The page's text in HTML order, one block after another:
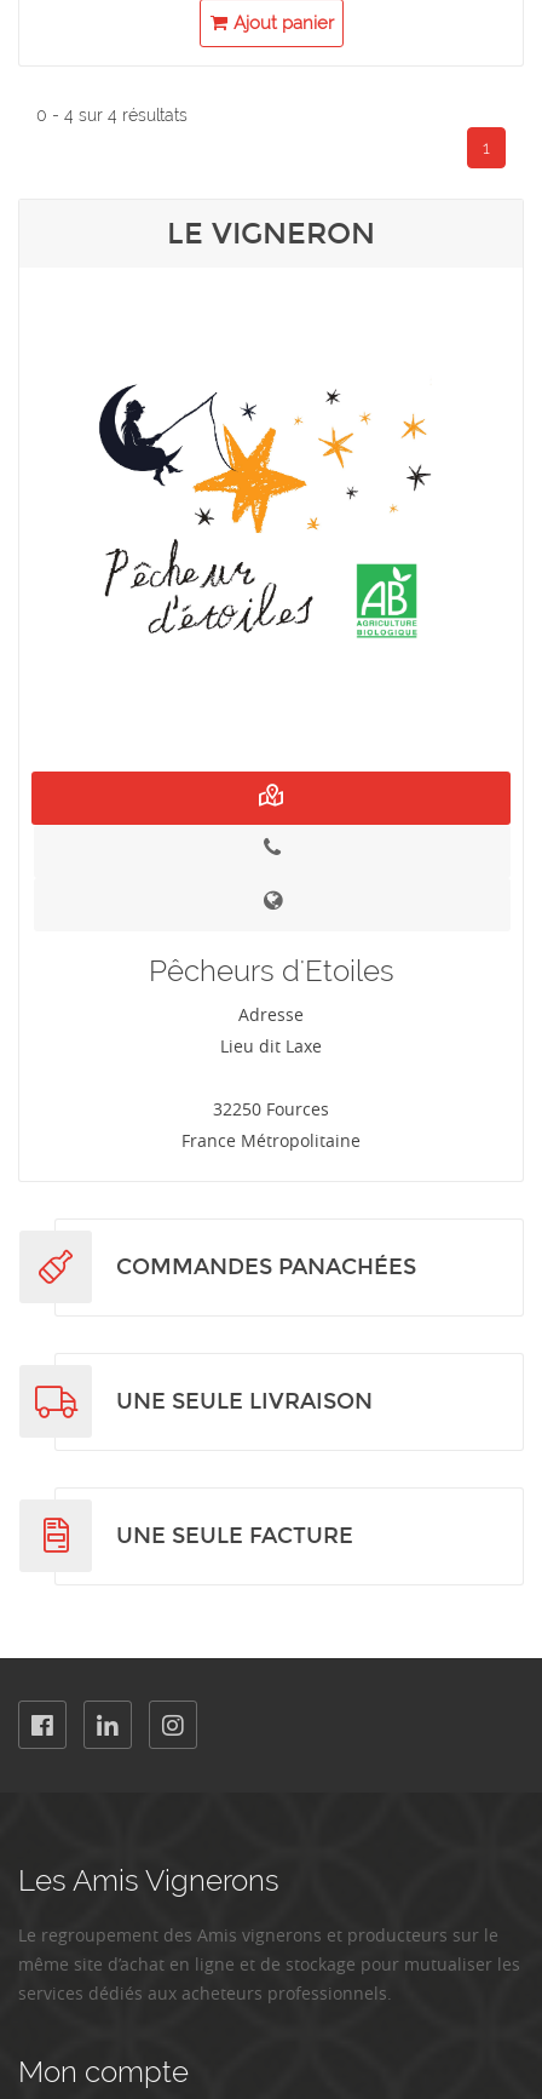
Ajout panier
0 - 4 sur 4 résultats
1
LE VIGNERON
Pêcheurs d'Etoiles
Adresse
Lieu dit Laxe
32250 Fources
France Métropolitaine
COMMANDES PANACHÉES
UNE SEULE LIVRAISON
UNE SEULE FACTURE
Les Amis Vignerons
Le regroupement des Amis vignerons et producteurs sur le
même site d’achat en ligne et de stockage pour mutualiser les
services dédiés aux acheteurs professionnels.
Mon compte